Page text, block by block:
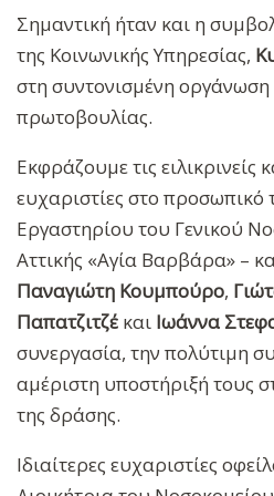
Σημαντική ήταν και η
της Κοινωνικής Υπηρεσίας,
στη συντονισμένη οργάνωση
πρωτοβουλίας.
Εκφράζουμε τις ειλικρινείς
ευχαριστίες στο προσωπικό
Εργαστηρίου του Γενικού
Αττικής «Αγία Βαρβάρα» –
Παναγιώτη Κουμπούρο,
Παπατζιτζέ και Ιωάννα
συνεργασία, την πολύτιμη
αμέριστη υποστήριξή τους
της δράσης.
Ιδιαίτερες ευχαριστίες